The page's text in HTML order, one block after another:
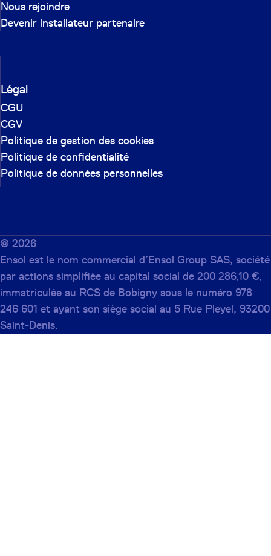
Nous rejoindre
Devenir installateur partenaire
Légal
CGU
CGV
Politique de gestion des cookies
Politique de confidentialité
Politique de données personnelles
© 2026
Ensol est le nom commercial d’Ensol Group SAS, société
par actions simplifiée au capital social de 200 286,10 €,
immatriculée au RCS de Bobigny sous le numéro 978
246 601 et ayant son siège social au 5 Rue Pleyel, 93200
Saint-Denis.